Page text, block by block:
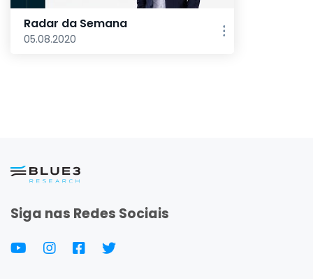
Radar da Semana
05.08.2020
Siga nas Redes Sociais